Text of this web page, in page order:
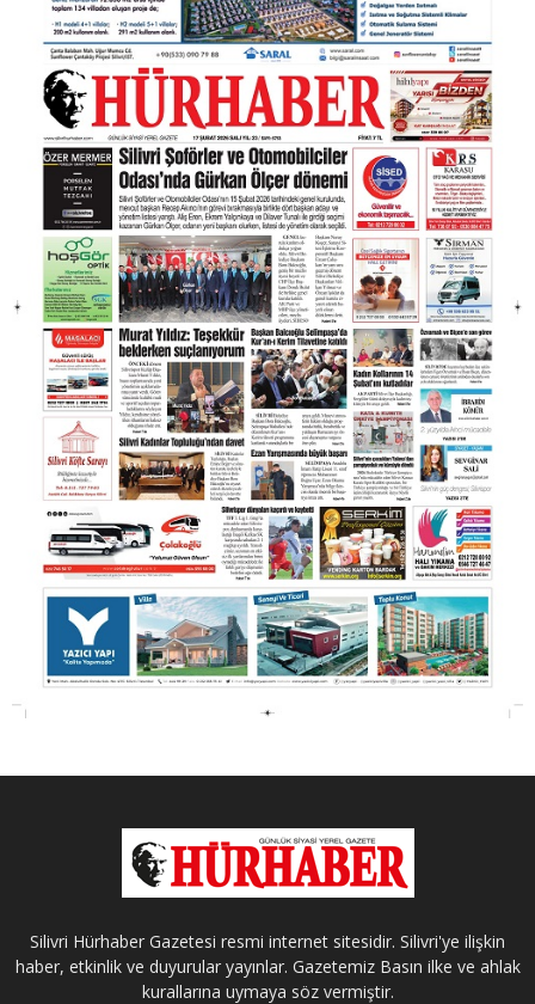
Silivri Hürhaber Gazetesi resmi internet sitesidir. Silivri'ye ilişkin
haber, etkinlik ve duyurular yayınlar. Gazetemiz Basın ilke ve ahlak
kurallarına uymaya söz vermiştir.